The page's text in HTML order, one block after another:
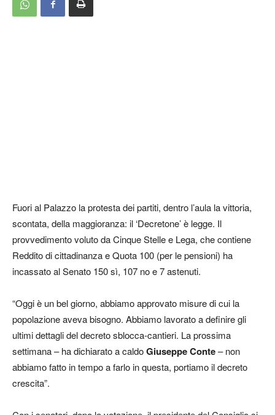
Fuori al Palazzo la protesta dei partiti, dentro l’aula la vittoria,
scontata, della maggioranza: il ‘Decretone’ è legge. Il
provvedimento voluto da Cinque Stelle e Lega, che contiene
Reddito di cittadinanza e Quota 100 (per le pensioni) ha
incassato al Senato 150 sì, 107 no e 7 astenuti.
“Oggi è un bel giorno, abbiamo approvato misure di cui la
popolazione aveva bisogno. Abbiamo lavorato a definire gli
ultimi dettagli del decreto sblocca-cantieri. La prossima
settimana – ha dichiarato a caldoGiuseppe Conte– non
abbiamo fatto in tempo a farlo in questa, portiamo il decreto
crescita”.